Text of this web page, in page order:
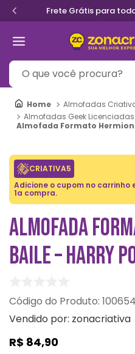
Frete Grátis para
O que você procura?
Almofadas
Almofadas Geek Licenciadas
Almofada Formato
CRIATIVA5
Adicione o cupom no carrinho
1a compra.
ALMOFADA
BAILE – HARRY
:
Vendido por: zonacriativa
R$ 84,90